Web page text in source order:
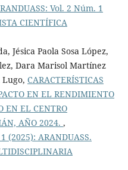
Vol. 2 Núm. 1
CIENTÍFICA
Jésica Paola Sosa López,
Dara Marisol Martínez
CARACTERÍSTICAS
EN EL RENDIMIENTO
EN EL CENTRO
AÑO 2024. ,
(2025): ARANDUASS.